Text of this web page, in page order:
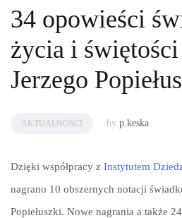
34 opowieści
życia i świętości
Jerzego
AKTUALNOŚCI by p.keska
Dzięki współpracy z Instytutem
nagrano 10 obszernych notacji
Popiełuszki. Nowe nagrania a także